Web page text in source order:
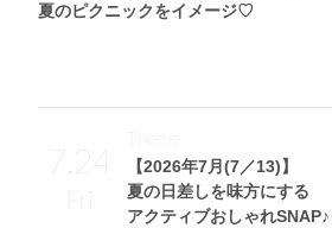
夏のピクニックをイメージ♡
7.24
Fri
【2026年7月(7／13)】
夏の日差しを味方にする
アクティブおしゃれ
Theme